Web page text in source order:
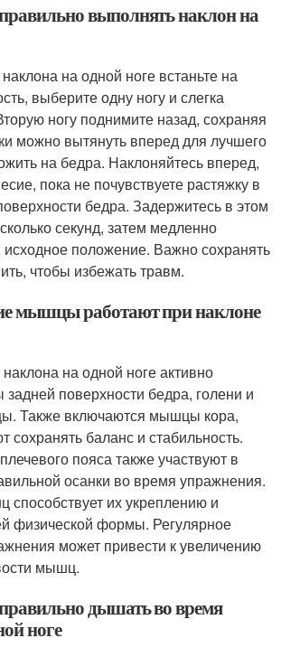
выполнять наклон на
на одной ноге встаньте на
выберите одну ногу и слегка
ногу поднимите назад, сохраняя
можно вытянуть вперед для лучшего
на бедра. Наклоняйтесь вперед,
пока не почувствуете растяжку в
бедра. Задержитесь в этом
секунд, затем медленно
положение. Важно сохранять
чтобы избежать травм.
мышцы работают при наклоне
на одной ноге активно
поверхности бедра, голени и
Также включаются мышцы кора,
сохранять баланс и стабильность.
пояса также участвуют в
осанки во время упражнения.
способствует их укреплению и
физической формы. Регулярное
может привести к увеличению
мышц.
дышать во время
ноге